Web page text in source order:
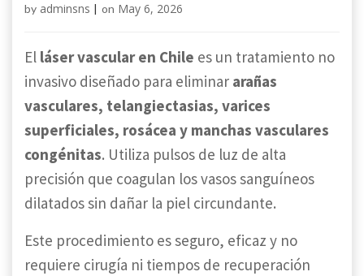
by adminsns | on May 6, 2026
El láser vascular en Chile es un tratamiento no
invasivo diseñado para eliminar arañas
vasculares, telangiectasias, varices
superficiales, rosácea y manchas vasculares
congénitas. Utiliza pulsos de luz de alta
precisión que coagulan los vasos sanguíneos
dilatados sin dañar la piel circundante.
Este procedimiento es seguro, eficaz y no
requiere cirugía ni tiempos de recuperación